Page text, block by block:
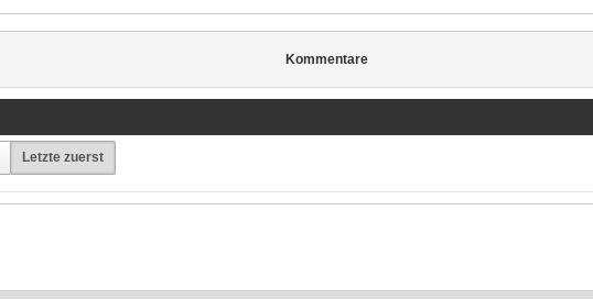
Kommentare
Letzte zuerst